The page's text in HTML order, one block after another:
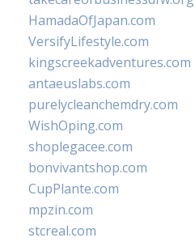
HamadaOfJapan.com
VersifyLifestyle.com
kingscreekadventures.com
antaeuslabs.com
purelycleanchemdry.com
WishOping.com
shoplegacee.com
bonvivantshop.com
CupPlante.com
mpzin.com
stcreal.com